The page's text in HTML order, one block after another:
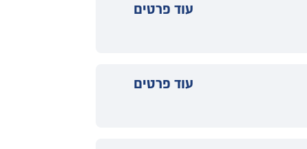
עוד פרטים
עוד פרטים